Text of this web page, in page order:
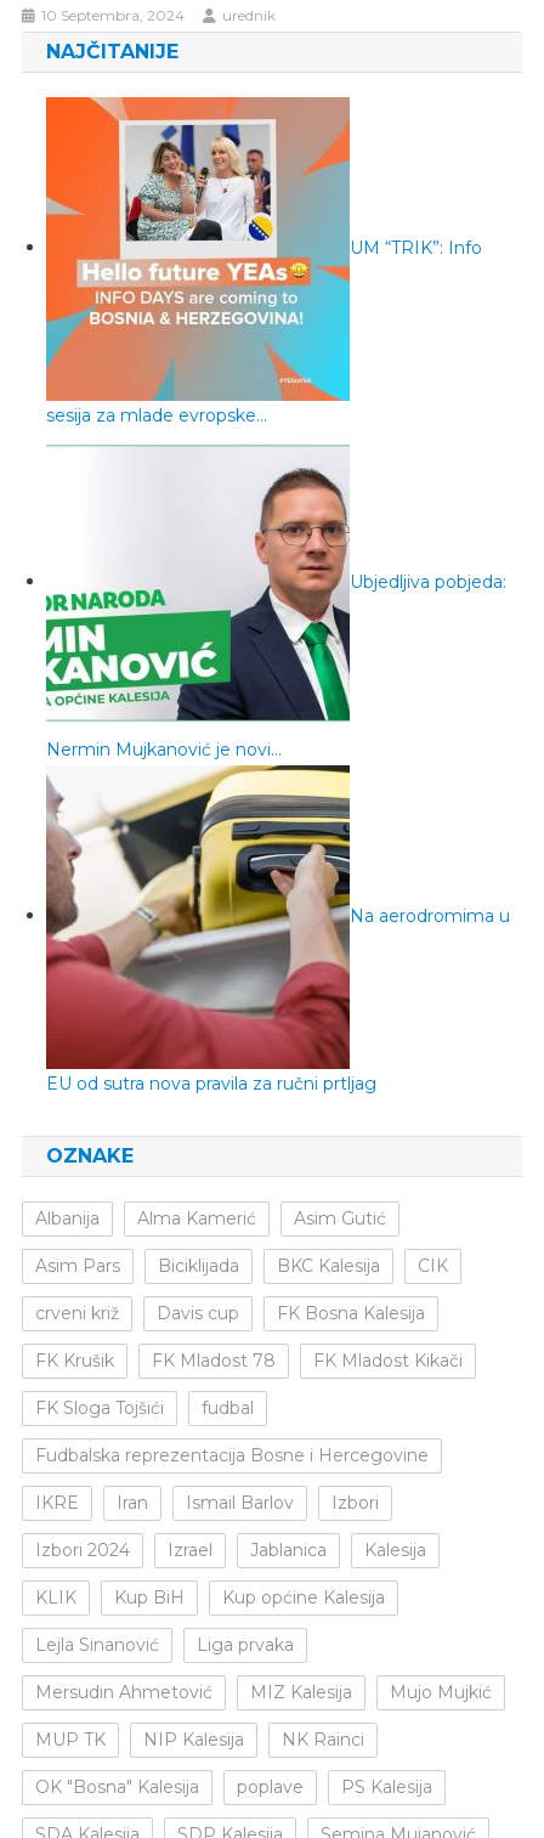
10 Septembra, 2024 urednik
NAJČITANIJE
UM “TRIK”: Info
sesija za mlade evropske…
Ubjedljiva pobjeda:
Nermin Mujkanović je novi…
Na aerodromima u
EU od sutra nova pravila za ručni prtljag
OZNAKE
Albanija Alma Kamerić Asim Gutić
Asim Pars Biciklijada BKC Kalesija CIK
crveni križ Davis cup FK Bosna Kalesija
FK Krušik FK Mladost 78 FK Mladost Kikači
FK Sloga Tojšići fudbal
Fudbalska reprezentacija Bosne i Hercegovine
IKRE Iran Ismail Barlov Izbori
Izbori 2024 Izrael Jablanica Kalesija
KLIK Kup BiH Kup općine Kalesija
Lejla Sinanović Liga prvaka
Mersudin Ahmetović MIZ Kalesija Mujo Mujkić
MUP TK NIP Kalesija NK Rainci
OK "Bosna" Kalesija poplave PS Kalesija